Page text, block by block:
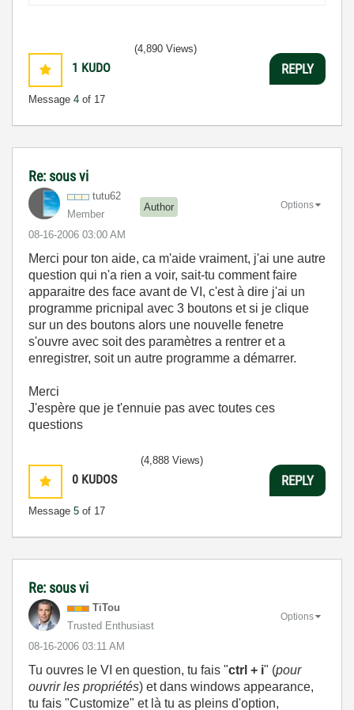
1 KUDO
Message 4 of 17
(4,890 Views)
REPLY
Re: sous vi
tutu62
Member
Author
‎08-16-2006 03:00 AM
Options
Merci pour ton aide, ca m'aide vraiment, j'ai une autre
question qui n'a rien a voir, sait-tu comment faire
apparaitre des face avant de VI, c'est à dire j'ai un
programme pricnipal avec 3 boutons et si je clique
sur un des boutons alors une nouvelle fenetre
s'ouvre avec soit des paramètres a rentrer et a
enregistrer, soit un autre programme a démarrer.
Merci
J'espère que je t'ennuie pas avec toutes ces
questions
0 KUDOS
Message 5 of 17
(4,888 Views)
REPLY
Re: sous vi
TiTou
Trusted Enthusiast
‎08-16-2006 03:11 AM
Options
Tu ouvres le VI en question, tu fais "ctrl + i" (pour
ouvrir les propriétés) et dans windows appearance,
tu fais "Customize" et là tu as pleins d'option,